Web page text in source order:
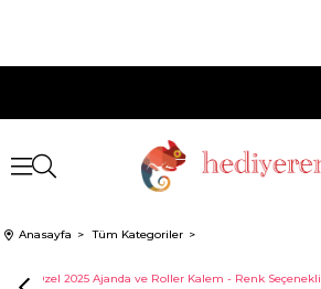
Anasayfa Tüm Kategoriler
İsme Özel 2025 Ajanda ve Roller Kalem - Renk Seçenekli